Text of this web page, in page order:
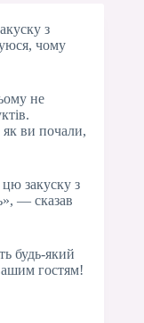
з
чому
не
ви почали,
закуску з
— сказав
будь-який
гостям!